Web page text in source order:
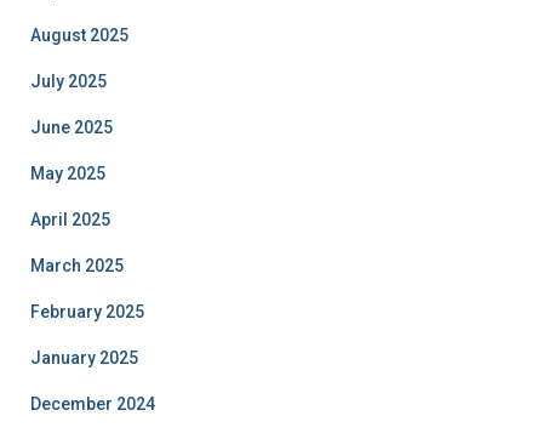
August 2025
July 2025
June 2025
May 2025
April 2025
March 2025
February 2025
January 2025
December 2024